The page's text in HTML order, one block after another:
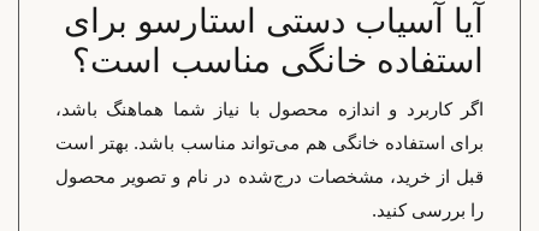
آیا آسیاب دستی استارسو برای
استفاده خانگی مناسب است؟
اگر کاربرد و اندازه محصول با نیاز شما هماهنگ باشد،
برای استفاده خانگی هم می‌تواند مناسب باشد. بهتر است
قبل از خرید، مشخصات درج‌شده در نام و تصویر محصول
را بررسی کنید.